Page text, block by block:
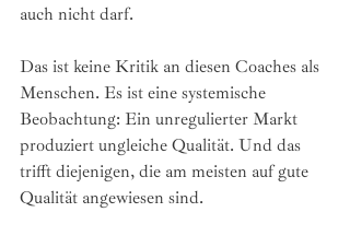
auch nicht darf.
Das ist keine Kritik an diesen Coaches als
Menschen. Es ist eine systemische
Beobachtung: Ein unregulierter Markt
produziert ungleiche Qualität. Und das
trifft diejenigen, die am meisten auf gute
Qualität angewiesen sind.